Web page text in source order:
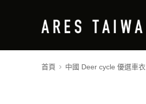
首頁 中國 Deer cycle 優選車衣